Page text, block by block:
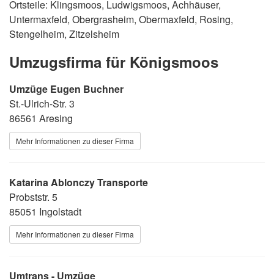
Ortsteile: Klingsmoos, Ludwigsmoos, Achhäuser,
Untermaxfeld, Obergrasheim, Obermaxfeld, Rosing,
Stengelheim, Zitzelsheim
Umzugsfirma für Königsmoos
Umzüge Eugen Buchner
St.-Ulrich-Str. 3
86561 Aresing
Mehr Informationen zu dieser Firma
Katarina Ablonczy Transporte
Probststr. 5
85051 Ingolstadt
Mehr Informationen zu dieser Firma
Umtrans - Umzüge